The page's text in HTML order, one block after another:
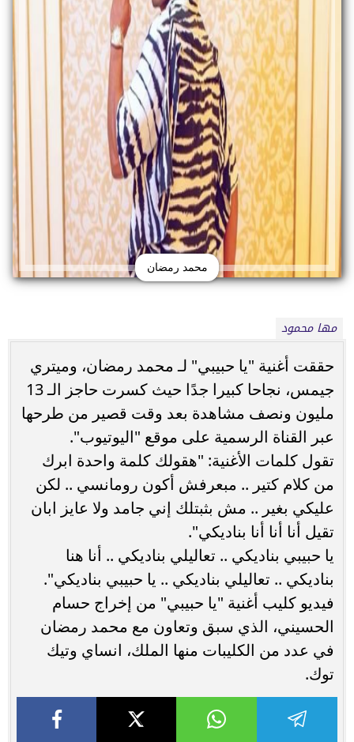
محمد رمضان
مها محمود
حققت أغنية "يا حبيبي" لـ محمد رمضان، وميتري
جيمس، نجاحا كبيرا جدًا حيث كسرت حاجز الـ 13
مليون ونصف مشاهدة بعد وقت قصير من طرحها
عبر القناة الرسمية على موقع "اليوتيوب".
تقول كلمات الأغنية: "هقولك كلمة واحدة ابرك
من كلام كتير .. مبعرفش أكون رومانسي .. لكن
عليكي بغير .. مش بثبتلك إني جامد ولا عايز ابان
تقيل أنا أنا أنا بناديكي".
يا حبيبي بناديكي .. تعاليلي بناديكي .. أنا هنا
بناديكي .. تعاليلي بناديكي .. يا حبيبي بناديكي".
فيديو كليب أغنية "يا حبيبي" من إخراج حسام
الحسيني، الذي سبق وتعاون مع محمد رمضان
في عدد من الكليبات منها الملك، انساي وتيك
توك.